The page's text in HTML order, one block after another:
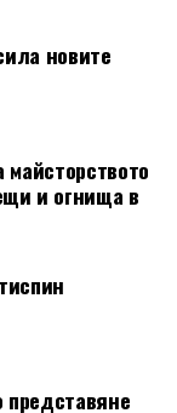
новите
майсторството
и огнища в